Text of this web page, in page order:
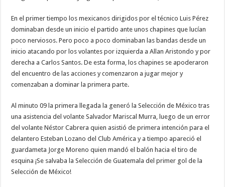
En el primer tiempo los mexicanos dirigidos por el técnico Luis Pérez
dominaban desde un inicio el partido ante unos chapines que lucían
poco nerviosos. Pero poco a poco dominaban las bandas desde un
inicio atacando por los volantes por izquierda a Allan Aristondo y por
derecha a Carlos Santos. De esta forma, los chapines se apoderaron
del encuentro de las acciones y comenzaron a jugar mejor y
comenzaban a dominar la primera parte.
Al minuto 09 la primera llegada la generó la Selección de México tras
una asistencia del volante Salvador Mariscal Murra, luego de un error
del volante Néstor Cabrera quien asistió de primera intención para el
delantero Esteban Lozano del Club América y a tiempo apareció el
guardameta Jorge Moreno quien mandó el balón hacia el tiro de
esquina ¡Se salvaba la Selección de Guatemala del primer gol de la
Selección de México!